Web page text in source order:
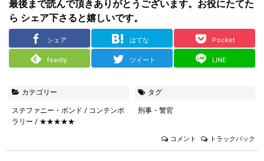
最後まで読んで頂きありがとうございます。お役にたてた
ら シェア下さると嬉しいです。
シェア はてな Pocket
feedly ツイート LINE
カテゴリー
ステファニー・ボンド / コンテンポ
ラリー / ★★★★★
タグ
刑事・警官
コメント トラックバック